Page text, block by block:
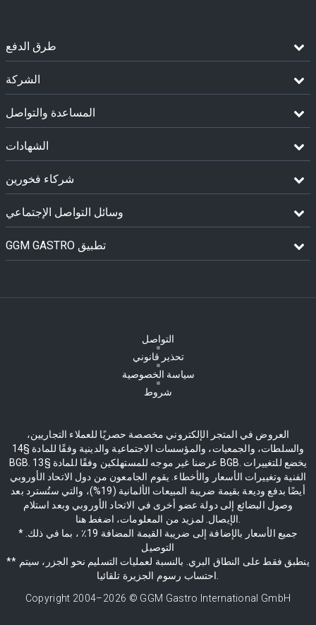
طرق الدفع
الشركة
المساعدة والتواصل
الشهادات
شركاء فخورين
وسائل التواصل الإجتماعي
GGM GASTRO تطبيق
التواصل
تحذير قانوني
سياسة الخصوصية
شروط
العروض في المتجر الإلكتروني مخصصة حصريًا للعملاء التجاريين،
والسلطات، والجمعيات، والمؤسسات الاجتماعية والدينية وفقًا للمادة §14
BGB. عرضنا غير موجه للمستهلكين وفقًا للمادة §13 BGB. يخضع للتغييرات
الفنية وتغييرات الأسعار والأخطاء. يقوم الجامعون من دول الاتحاد الأوروبي
أيضًا بدفع وديعة بقيمة ضريبة المبيعات الألمانية (19%)، والتي ستُسترد بعد
وصول البضائع إلى دولة عضو أخرى في الاتحاد الأوروبي وبعد استلام
* جميع الأسعار بالإضافة إلى ضريبة القيمة المضافة 19٪ ، بما في ذلك.
التوصيل
** ينطبق فقط على النطاق البري. بالنسبة لعمليات التسليم نحو الجزر، سيتم
Copyright 2004–2026 © GGM Gastro International GmbH